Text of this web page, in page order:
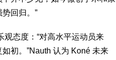
回归。”
观态度：“对高水平运动员来
初。”Nauth 认为 Koné 未来